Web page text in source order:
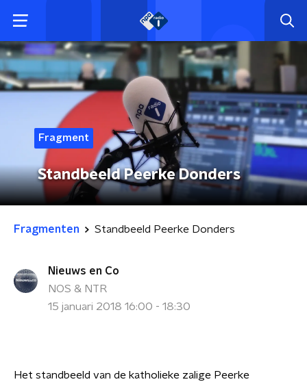
Fragment
Standbeeld Peerke Donders
Fragmenten Standbeeld Peerke Donders
Nieuws en Co
NOS & NTR
15 januari 2018 16:00 - 18:30
Het standbeeld van de katholieke zalige Peerke